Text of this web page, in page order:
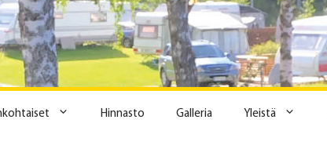
Hinnasto Galleria Yleistä